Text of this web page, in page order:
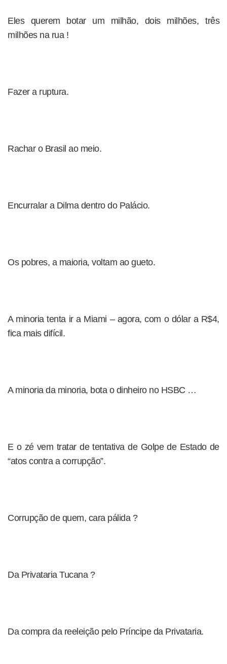
Eles querem botar um milhão, dois milhões, três
milhões na rua !
Fazer a ruptura.
Rachar o Brasil ao meio.
Encurralar a Dilma dentro do Palácio.
Os pobres, a maioria, voltam ao gueto.
A minoria tenta ir a Miami – agora, com o dólar a R$4,
fica mais difícil.
A minoria da minoria, bota o dinheiro no HSBC …
E o zé vem tratar de tentativa de Golpe de Estado de
“atos contra a corrupção”.
Corrupção de quem, cara pálida ?
Da Privataria Tucana ?
Da compra da reeleição pelo Príncipe da Privataria.